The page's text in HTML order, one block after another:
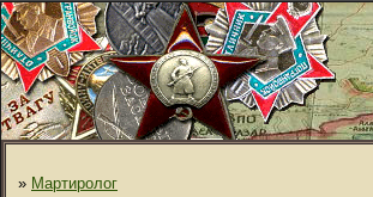
» Мартиролог